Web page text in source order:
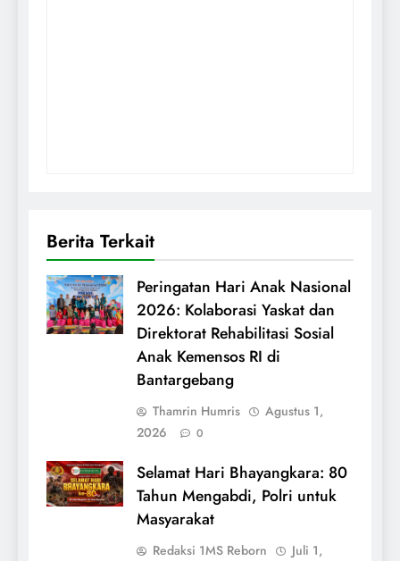
Berita Terkait
Peringatan Hari Anak Nasional
2026: Kolaborasi Yaskat dan
Direktorat Rehabilitasi Sosial
Anak Kemensos RI di
Bantargebang
Thamrin Humris
Agustus 1,
2026
0
Selamat Hari Bhayangkara: 80
Tahun Mengabdi, Polri untuk
Masyarakat
Redaksi 1MS Reborn
Juli 1,